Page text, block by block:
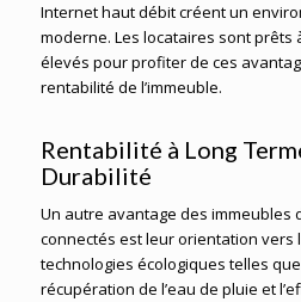
Internet haut débit créent un
moderne. Les locataires sont prêts
élevés pour profiter de ces
rentabilité de l’immeuble.
Rentabilité à Long
Durabilité
Un autre avantage des immeubles
connectés est leur orientation vers
technologies écologiques telles
récupération de l’eau de pluie et